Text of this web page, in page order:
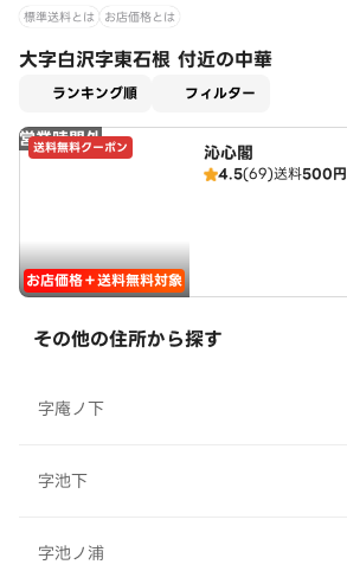
標準送料とは お店価格とは
大字白沢字東石根 付近の中華
ランキング順 フィルター
営業時間外
送料無料クーポン
お店価格＋送料無料対象
沁心閣
4.5(69)送料500円
その他の住所から探す
字庵ノ下
字池下
字池ノ浦